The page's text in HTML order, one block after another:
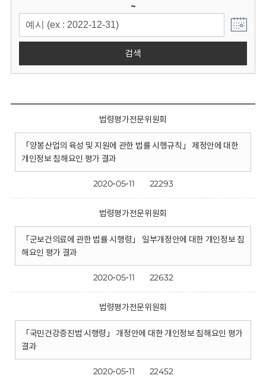
~
검색
법령평가전문위원회
「양봉산업의 육성 및 지원에 관한 법률 시행규칙」 제정안에 대한
개인정보 침해요인 평가 결과
2020-05-11 22293
법령평가전문위원회
「군보건의료에 관한 법률 시행령」 일부개정안에 대한 개인정보 침
해요인 평가 결과
2020-05-11 22632
법령평가전문위원회
「국민건강증진법 시행령」 개정안에 대한 개인정보 침해요인 평가
결과
2020-05-11 22452